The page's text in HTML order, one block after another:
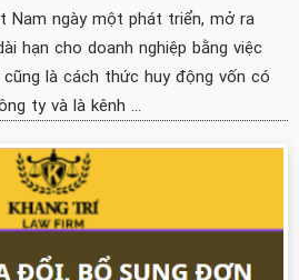
Nam ngày một phát triển, mở ra
hạn cho doanh nghiệp bằng việc
là cách thức huy động vốn có
ty và là kênh ...